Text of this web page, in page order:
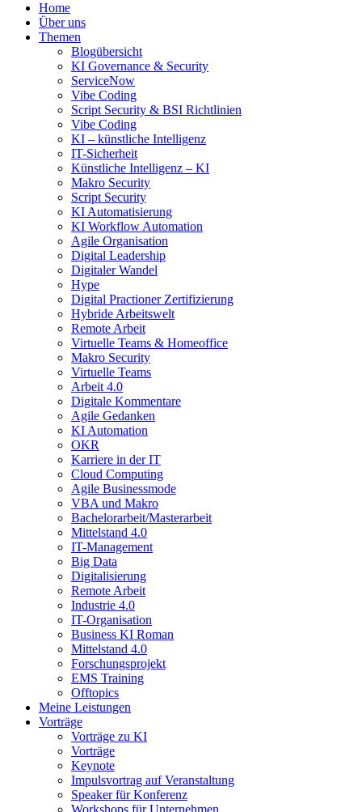
Home
Über uns
Themen
Blogübersicht
KI Governance & Security
ServiceNow
Vibe Coding
Script Security & BSI Richtlinien
Vibe Coding
KI – künstliche Intelligenz
IT-Sicherheit
Künstliche Intelligenz – KI
Makro Security
Script Security
KI Automatisierung
KI Workflow Automation
Agile Organisation
Digital Leadership
Digitaler Wandel
Hype
Digital Practioner Zertifizierung
Hybride Arbeitswelt
Remote Arbeit
Virtuelle Teams & Homeoffice
Makro Security
Virtuelle Teams
Arbeit 4.0
Digitale Kommentare
Agile Gedanken
KI Automation
OKR
Karriere in der IT
Cloud Computing
Agile Businessmode
VBA und Makro
Bachelorarbeit/Masterarbeit
Mittelstand 4.0
IT-Management
Big Data
Digitalisierung
Remote Arbeit
Industrie 4.0
IT-Organisation
Business KI Roman
Mittelstand 4.0
Forschungsprojekt
EMS Training
Offtopics
Meine Leistungen
Vorträge
Vorträge zu KI
Vorträge
Keynote
Impulsvortrag auf Veranstaltung
Speaker für Konferenz
Workshops für Unternehmen